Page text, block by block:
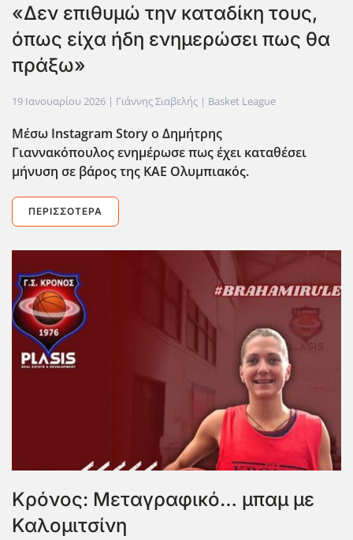
«Δεν επιθυμώ την καταδίκη τους,
όπως είχα ήδη ενημερώσει πως θα
πράξω»
19 Ιανουαρίου 2026 | Γιάννης Σιαβελής | Basket League
Μέσω Instagram Story ο Δημήτρης
Γιαννακόπουλος ενημέρωσε πως έχει καταθέσει
μήνυση σε βάρος της ΚΑΕ Ολυμπιακός.
ΠΕΡΙΣΣΌΤΕΡΑ
Κρόνος: Μεταγραφικό… μπαμ με
Καλομιτσίνη